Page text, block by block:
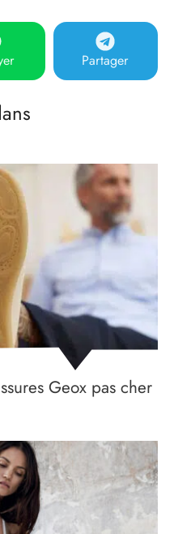
Partager
Geox pas cher